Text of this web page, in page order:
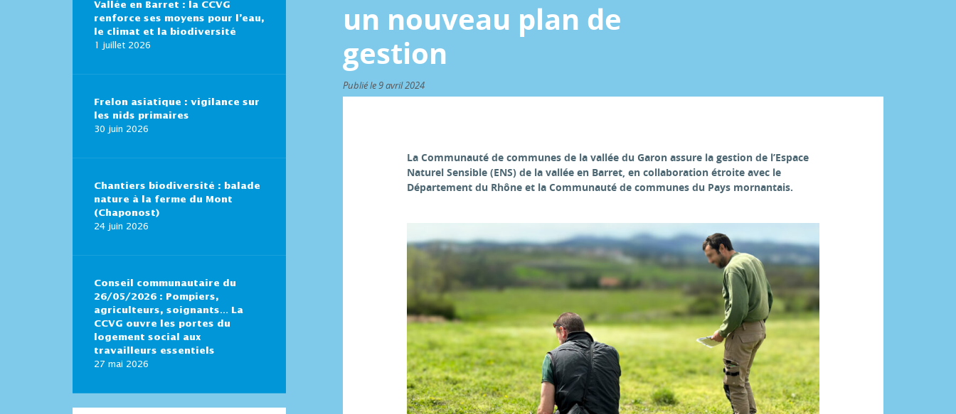
Vallée en Barret : la CCVG
renforce ses moyens pour l’eau,
le climat et la biodiversité
1 juillet 2026
Frelon asiatique : vigilance sur
les nids primaires
30 juin 2026
Chantiers biodiversité : balade
nature à la ferme du Mont
(Chaponost)
24 juin 2026
Conseil communautaire du
26/05/2026 : Pompiers,
agriculteurs, soignants… La
CCVG ouvre les portes du
logement social aux
travailleurs essentiels
27 mai 2026
un nouveau plan de
gestion
Publié le 9 avril 2024
La Communauté de communes de la vallée du Garon assure la gestion de l’Espace
Naturel Sensible (ENS) de la vallée en Barret, en collaboration étroite avec le
Département du Rhône et la Communauté de communes du Pays mornantais.